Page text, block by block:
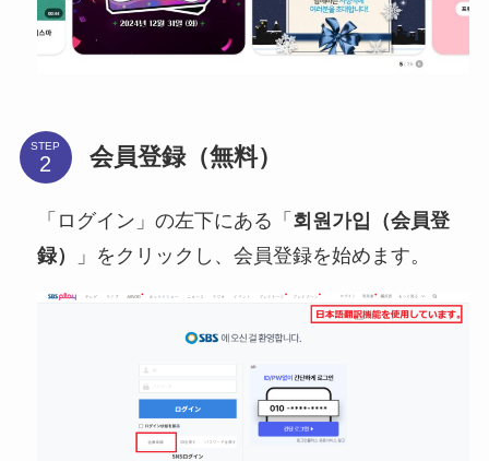
STEP 会員登録（無料）
「ログイン」の左下にある「 회원가입（会員登
録）
」をクリックし、会員登録を始めます。